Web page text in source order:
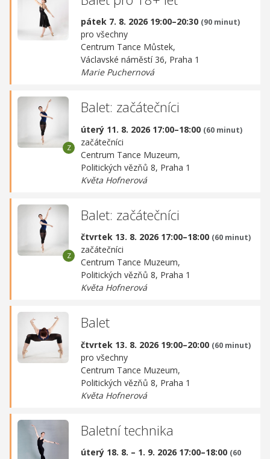
pátek 7. 8. 2026 19:00–20:30 (90 minut)
pro všechny
Centrum Tance Můstek,
Václavské náměstí 36, Praha 1
Marie Puchernová
Balet: začátečníci
úterý 11. 8. 2026 17:00–18:00 (60 minut)
začátečníci
Centrum Tance Muzeum,
Politických vězňů 8, Praha 1
Květa Hofnerová
Balet: začátečníci
čtvrtek 13. 8. 2026 17:00–18:00 (60 minut)
začátečníci
Centrum Tance Muzeum,
Politických vězňů 8, Praha 1
Květa Hofnerová
Balet
čtvrtek 13. 8. 2026 19:00–20:00 (60 minut)
pro všechny
Centrum Tance Muzeum,
Politických vězňů 8, Praha 1
Květa Hofnerová
Baletní technika
úterý 18. 8. – 1. 9. 2026 17:00–18:00 (60